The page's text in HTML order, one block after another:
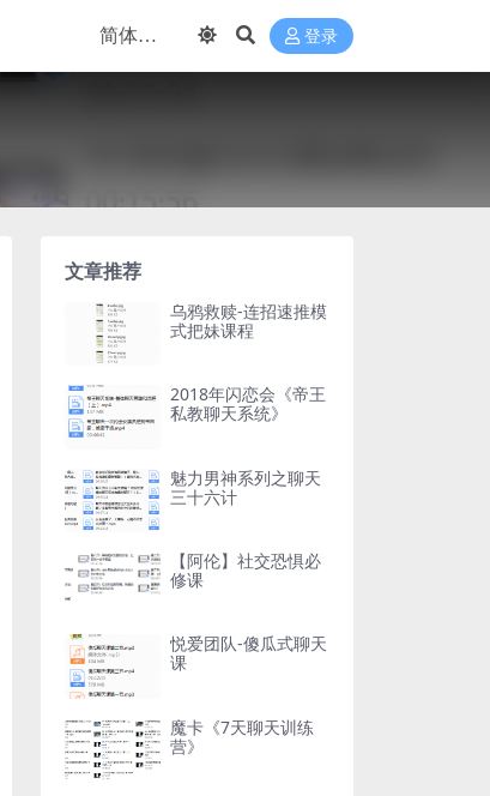
登录
文章推荐
乌鸦救赎-连招速推模
式把妹课程
2018年闪恋会《帝王
私教聊天系统》
魅力男神系列之聊天
三十六计
【阿伦】社交恐惧必
修课
悦爱团队-傻瓜式聊天
课
魔卡《7天聊天训练
营》